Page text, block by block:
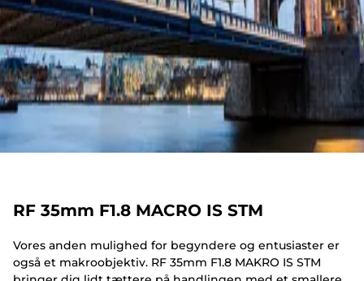
RF 35mm F1.8 MACRO IS STM
Vores anden mulighed for begyndere og entusiaster er
også et makroobjektiv. RF 35mm F1.8 MAKRO IS STM